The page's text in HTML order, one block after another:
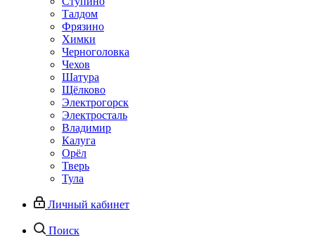
Талдом
Фрязино
Химки
Черноголовка
Чехов
Шатура
Щёлково
Электрогорск
Электросталь
Владимир
Калуга
Орёл
Тверь
Тула
Личный кабинет
Поиск